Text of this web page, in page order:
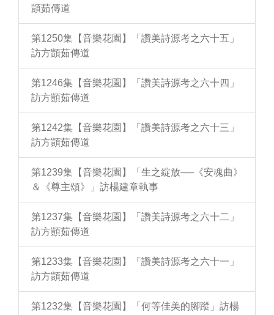
顗茹傳道
第1250集【音樂花園】「讚美詩源考之六十五」
訪方顗茹傳道
第1246集【音樂花園】「讚美詩源考之六十四」
訪方顗茹傳道
第1242集【音樂花園】「讚美詩源考之六十三」
訪方顗茹傳道
第1239集【音樂花園】「生之綻放──《安魂曲》
＆《尊主頌》」訪楊建章執事
第1237集【音樂花園】「讚美詩源考之六十二」
訪方顗茹傳道
第1233集【音樂花園】「讚美詩源考之六十一」
訪方顗茹傳道
第1232集【音樂花園】「何等佳美的腳蹤」訪楊